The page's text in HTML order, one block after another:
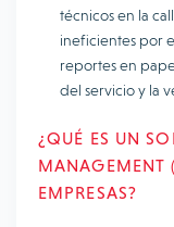
técnicos en la
ineficientes por
reportes en
del servicio y la
¿QUÉ ES UN
MANAGEMENT
EMPRESAS?